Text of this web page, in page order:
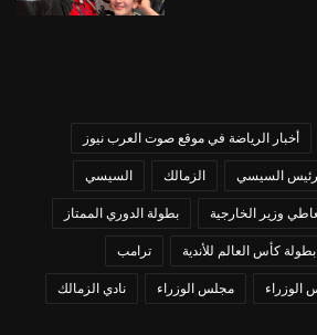
أخبار الرياضة في موقع صوت العرب نيوز
السيسي الزمالك السيسي
وزير الخارجية بطولة الدوري الممتاز
بطولة كأس العالم للأندية ترامب
الوزراء مجلس الوزراء نادي الزمالك